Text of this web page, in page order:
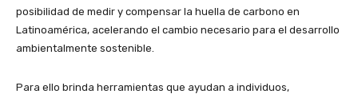
posibilidad de medir y compensar la huella de carbono en
Latinoamérica, acelerando el cambio necesario para el desarrollo
ambientalmente sostenible.
Para ello brinda herramientas que ayudan a individuos,